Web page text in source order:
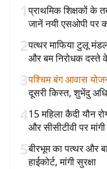
1प्राथमिक शिक्षकों के
जानें नयी एसओपी पर
2पत्थर माफिया टुलू
और बम निरोधक दस्ते
3पश्चिम बंग आवास
दूसरी किस्त, शुभेंदु
415 महिला कैदी यौन
और सीसीटीवी पर मांगी
5बीरभूम का पत्थर और
हाईकोर्ट, मांगी सुरक्षा